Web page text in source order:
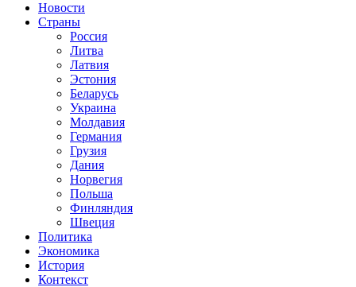
Новости
Страны
Россия
Литва
Латвия
Эстония
Беларусь
Украина
Молдавия
Германия
Грузия
Дания
Норвегия
Польша
Финляндия
Швеция
Политика
Экономика
История
Контекст